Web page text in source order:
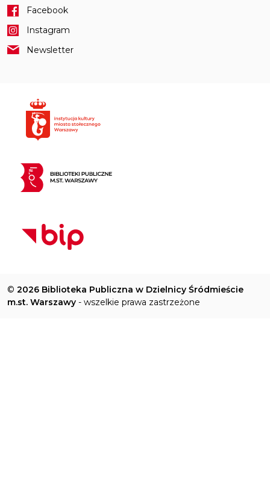
Facebook
Instagram
Newsletter
© 2026 Biblioteka Publiczna w Dzielnicy Śródmieście
m.st. Warszawy - wszelkie prawa zastrzeżone